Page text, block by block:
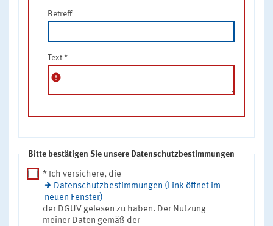
Betreff
Text *
error
Bitte bestätigen Sie unsere Datenschutzbestimmungen
* Ich versichere, die
Datenschutzbestimmungen (Link öffnet im
neuen Fenster)
der DGUV gelesen zu haben. Der Nutzung
meiner Daten gemäß der